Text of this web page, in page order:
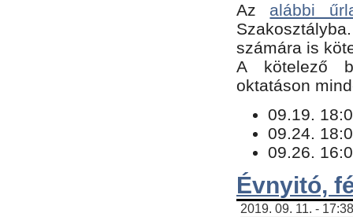
Az alábbi
számára is
​A kötelező
oktatáson
09.19.
09.24.
09.26.
Évnyitó,
2019. 09. 11. -